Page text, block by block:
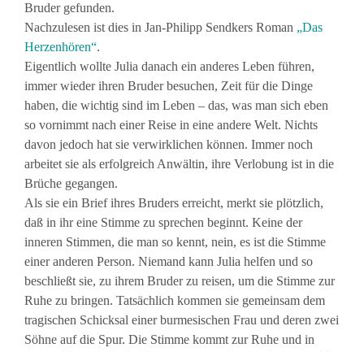
Bruder gefunden.
Nachzulesen ist dies in Jan-Philipp Sendkers Roman „Das
Herzenhören“.
Eigentlich wollte Julia danach ein anderes Leben führen,
immer wieder ihren Bruder besuchen, Zeit für die Dinge
haben, die wichtig sind im Leben – das, was man sich eben
so vornimmt nach einer Reise in eine andere Welt. Nichts
davon jedoch hat sie verwirklichen können. Immer noch
arbeitet sie als erfolgreich Anwältin, ihre Verlobung ist in die
Brüche gegangen.
Als sie ein Brief ihres Bruders erreicht, merkt sie plötzlich,
daß in ihr eine Stimme zu sprechen beginnt. Keine der
inneren Stimmen, die man so kennt, nein, es ist die Stimme
einer anderen Person. Niemand kann Julia helfen und so
beschließt sie, zu ihrem Bruder zu reisen, um die Stimme zur
Ruhe zu bringen. Tatsächlich kommen sie gemeinsam dem
tragischen Schicksal einer burmesischen Frau und deren zwei
Söhne auf die Spur. Die Stimme kommt zur Ruhe und in